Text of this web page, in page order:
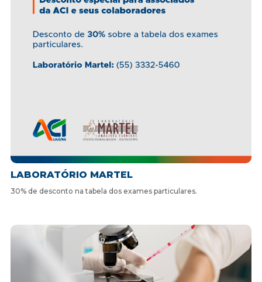
LABORATÓRIO MARTEL
30% de desconto na tabela dos exames particulares.